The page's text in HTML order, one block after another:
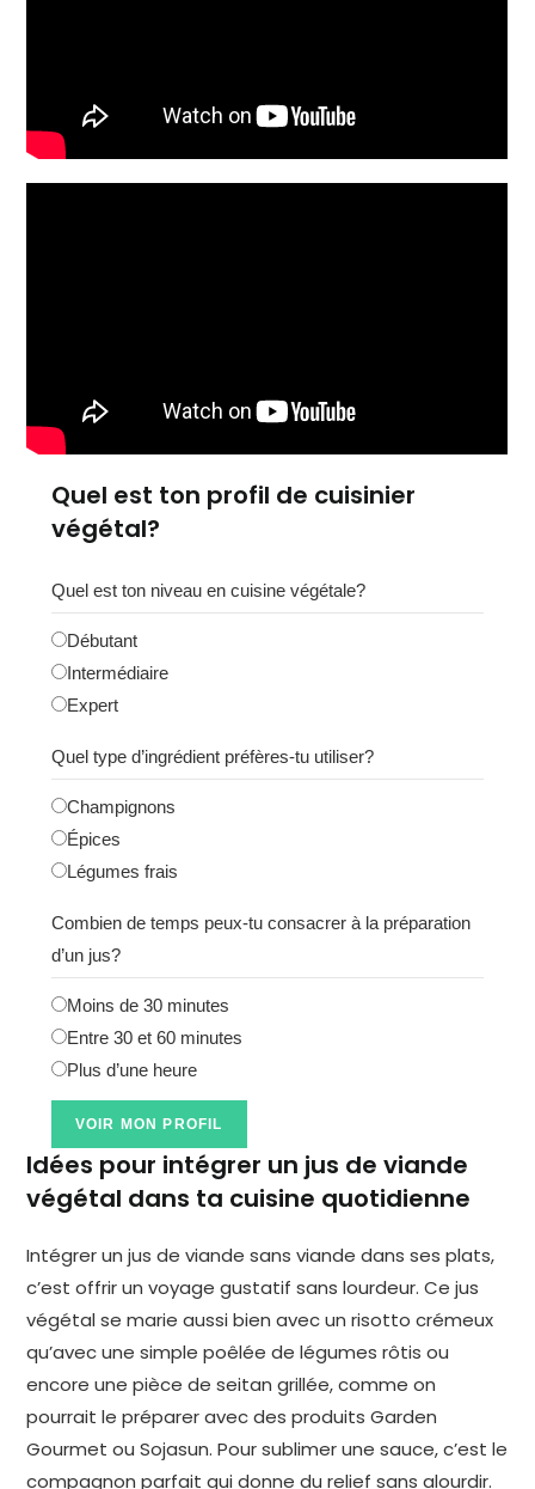
Quel est ton profil de cuisinier
végétal?
Quel est ton niveau en cuisine végétale?
Débutant
Intermédiaire
Expert
Quel type d’ingrédient préfères-tu utiliser?
Champignons
Épices
Légumes frais
Combien de temps peux-tu consacrer à la préparation
d’un jus?
Moins de 30 minutes
Entre 30 et 60 minutes
Plus d’une heure
VOIR MON PROFIL
Idées pour intégrer un jus de viande
végétal dans ta cuisine quotidienne
Intégrer un jus de viande sans viande dans ses plats,
c’est offrir un voyage gustatif sans lourdeur. Ce jus
végétal se marie aussi bien avec un risotto crémeux
qu’avec une simple poêlée de légumes rôtis ou
encore une pièce de seitan grillée, comme on
pourrait le préparer avec des produits Garden
Gourmet ou Sojasun. Pour sublimer une sauce, c’est le
compagnon parfait qui donne du relief sans alourdir.